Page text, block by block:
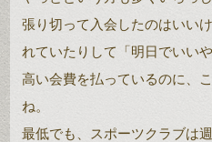
張り切って入会したのはいい
れていたりして「明日でいい
高い会費を払っているのに、
ね。
最低でも、スポーツクラブは